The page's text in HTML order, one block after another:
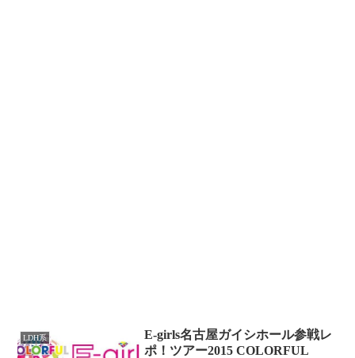
LDH系
E-girls名古屋ガイシホール参戦レ
ポ！ツアー2015 COLORFUL